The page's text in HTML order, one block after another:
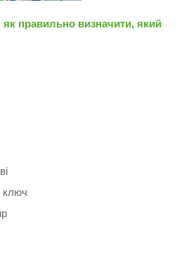
як правильно визначити, який
ключ